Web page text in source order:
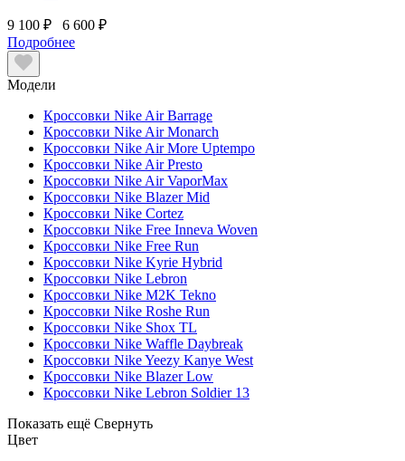
9 100 ₽
6 600 ₽
Подробнее
Модели
Кроссовки Nike Air Barrage
Кроссовки Nike Air Monarch
Кроссовки Nike Air More Uptempo
Кроссовки Nike Air Presto
Кроссовки Nike Air VaporMax
Кроссовки Nike Blazer Mid
Кроссовки Nike Cortez
Кроссовки Nike Free Inneva Woven
Кроссовки Nike Free Run
Кроссовки Nike Kyrie Hybrid
Кроссовки Nike Lebron
Кроссовки Nike M2K Tekno
Кроссовки Nike Roshe Run
Кроссовки Nike Shox TL
Кроссовки Nike Waffle Daybreak
Кроссовки Nike Yeezy Kanye West
Кроссовки Nike Blazer Low
Кроссовки Nike Lebron Soldier 13
Показать ещё Свернуть
Цвет